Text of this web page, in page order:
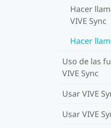
Hacer
VIVE Sync
Hacer
Uso de las
VIVE Sync
Usar VIVE
Usar VIVE